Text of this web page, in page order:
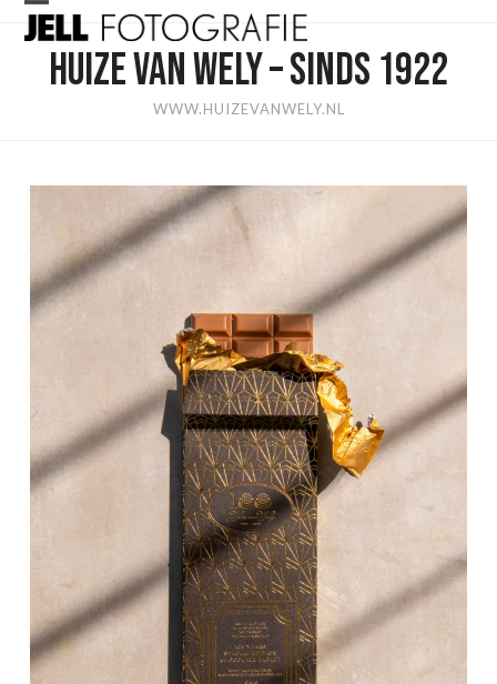
Skip
content
Open
mobile
Close
mobile
HUIZE VAN WELY – SINDS 1922
WWW.HUIZEVANWELY.NL